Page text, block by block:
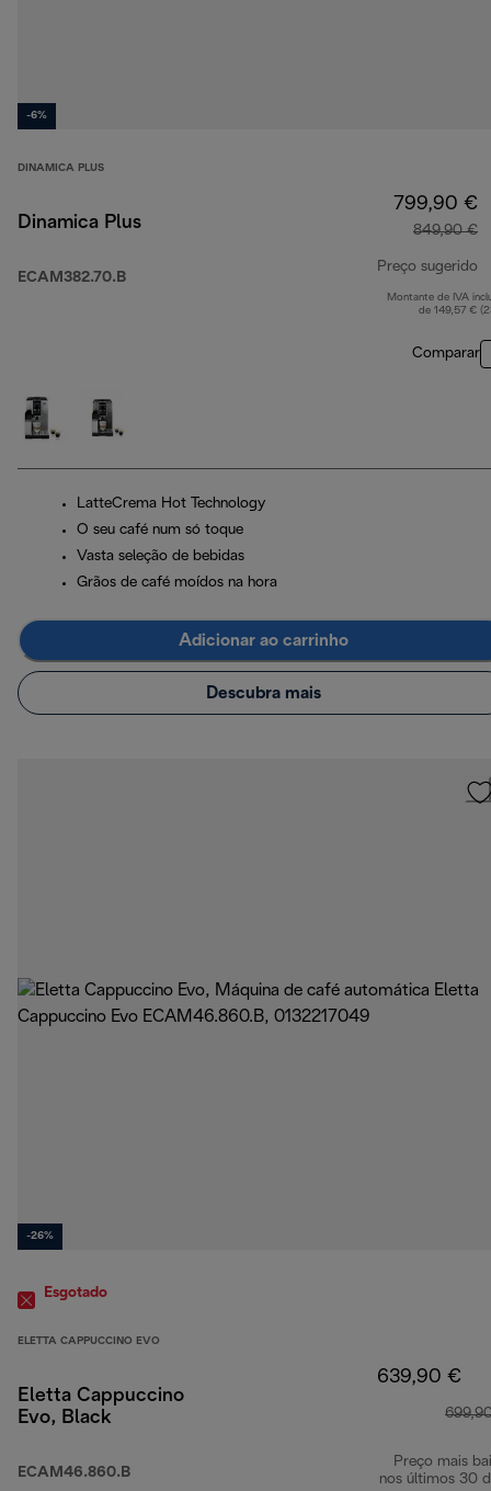
-6%
DINAMICA PLUS
Dinamica Plus
ECAM382.70.B
799,90 €
849,90 €
Preço sugerido
Montante de IVA
de 149,57 €
Comparar
LatteCrema Hot Technology
O seu café num só toque
Vasta seleção de bebidas
Grãos de café moídos na hora
Adicionar ao carrinho
Descubra mais
-26%
Esgotado
ELETTA CAPPUCCINO EVO
Eletta Cappuccino
Evo, Black
ECAM46.860.B
639,90 €
Preço mais
nos últimos 30